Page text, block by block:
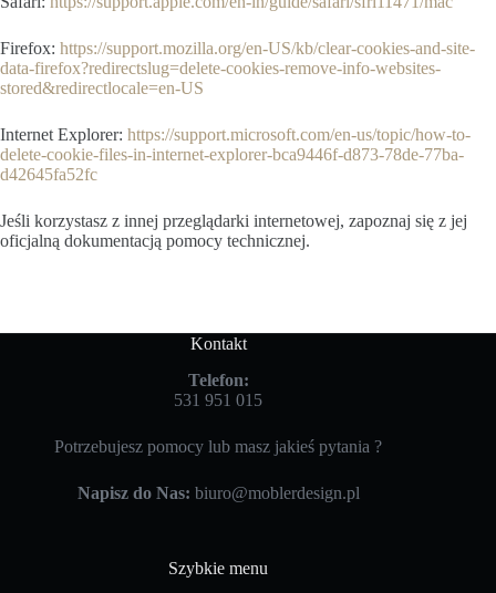
Firefox: https://support.mozilla.org/en-US/kb/clear-cookies-and-site-
data-firefox?redirectslug=delete-cookies-remove-info-websites-
stored&redirectlocale=en-US
Internet Explorer: https://support.microsoft.com/en-us/topic/how-to-
delete-cookie-files-in-internet-explorer-bca9446f-d873-78de-77ba-
d42645fa52fc
Jeśli korzystasz z innej przeglądarki internetowej, zapoznaj się z jej
oficjalną dokumentacją pomocy technicznej.
Kontakt
Telefon:
531 951 015
Potrzebujesz pomocy lub masz jakieś pytania ?
Napisz do Nas: biuro@moblerdesign.pl
Szybkie menu